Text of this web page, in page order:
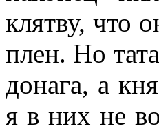
клятву, что
плен. Но
донага, а
я в них не